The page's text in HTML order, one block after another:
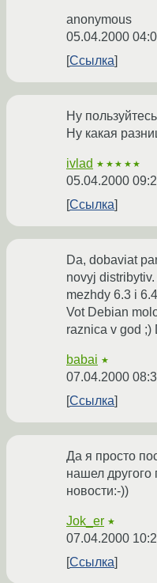
anonymous
05.04.2000
Ссылка
Ну
Ну какая
ivlad ★★★★★
05.04.2000
Ссылка
Da, dobaviat
novyj
mezhdy 6.3 i
Vot Debian
raznica v god ;)
babai ★
07.04.2000
Ссылка
Да я просто
нашел другого
новости:-))
Jok_er ★
07.04.2000
Ссылка